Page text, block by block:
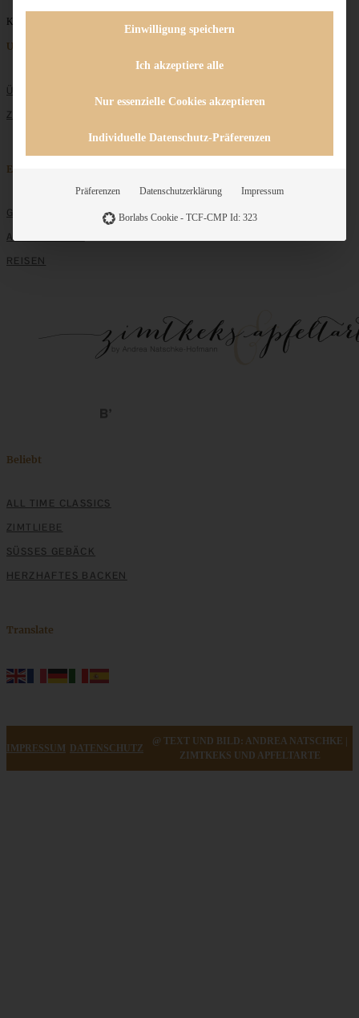
Keine Beiträge gefunden
Unternehmen
ÜBER MICH
ZUSAMMENARBEIT
Entdecken
GRUNDLAGEN
ALLE REZEPTE
REISEN
Beliebt
ALL TIME CLASSICS
ZIMTLIEBE
SÜSSES GEBÄCK
HERZHAFTES BACKEN
Translate
IMPRESSUM DATENSCHUTZ
@ TEXT UND BILD: ANDREA NATSCHKE |
ZIMTKEKS UND APFELTARTE
Einwilligung speichern
Ich akzeptiere alle
Nur essenzielle Cookies akzeptieren
Individuelle Datenschutz-Präferenzen
Präferenzen Datenschutzerklärung Impressum
Borlabs Cookie - TCF-CMP Id: 323